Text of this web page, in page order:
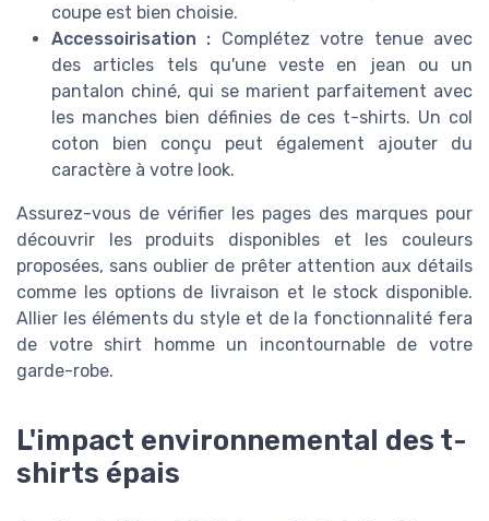
coupe est bien choisie.
Accessoirisation : Complétez votre tenue avec
des articles tels qu'une veste en jean ou un
pantalon chiné, qui se marient parfaitement avec
les manches bien définies de ces t-shirts. Un col
coton bien conçu peut également ajouter du
caractère à votre look.
Assurez-vous de vérifier les pages des marques pour
découvrir les produits disponibles et les couleurs
proposées, sans oublier de prêter attention aux détails
comme les options de livraison et le stock disponible.
Allier les éléments du style et de la fonctionnalité fera
de votre shirt homme un incontournable de votre
garde-robe.
L'impact environnemental des t-
shirts épais